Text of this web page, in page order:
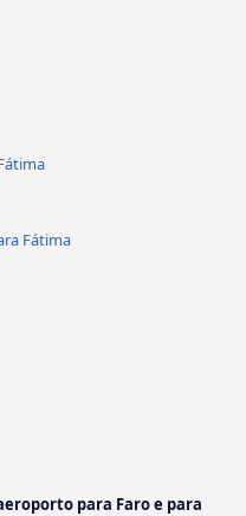
Fátima
para Faro e para